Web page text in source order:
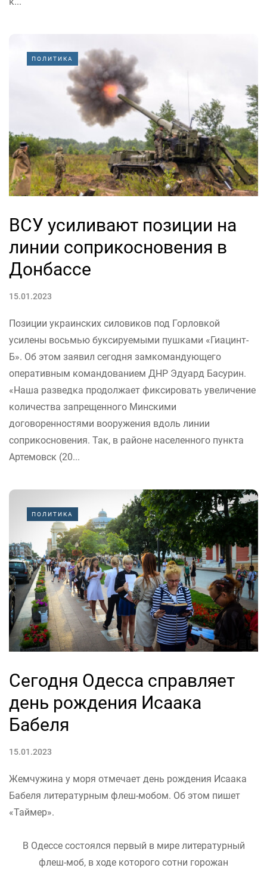
ПОЛИТИКА
ВСУ усиливают позиции на
линии соприкосновения в
Донбассе
15.01.2023
Позиции украинских силовиков под Горловкой
усилены восьмью буксируемыми пушками «Гиацинт-
Б». Об этом заявил сегодня замкомандующего
оперативным командованием ДНР Эдуард Басурин.
«Наша разведка продолжает фиксировать увеличение
количества запрещенного Минскими
договоренностями вооружения вдоль линии
соприкосновения. Так, в районе населенного пункта
Артемовск (20...
ПОЛИТИКА
Сегодня Одесса справляет
день рождения Исаака
Бабеля
15.01.2023
Жемчужина у моря отмечает день рождения Исаака
Бабеля литературным флеш-мобом. Об этом пишет
«Таймер».
В Одессе состоялся первый в мире литературный
флеш-моб, в ходе которого сотни горожан